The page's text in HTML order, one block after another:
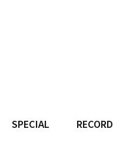
SPECIAL RECORD